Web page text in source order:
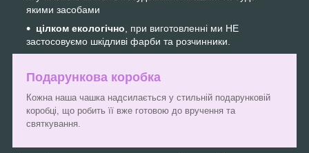
якими засобами
цілком екологічно, при виготовленні ми НЕ
застосовуємо шкідливі фарби та розчинники.
Подарункова коробка
Кожна наша чашка надсилається у стильній подарунковій
коробці, що робить її вже готовою до вручення та
святкування.